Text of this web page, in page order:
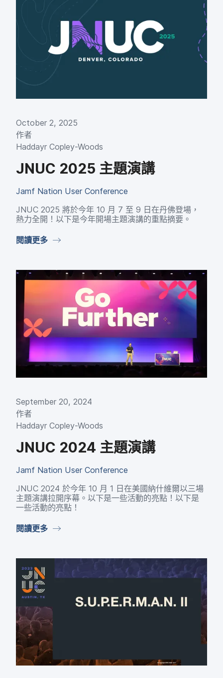
October 2, 2025
作​者
Haddayr Copley-Woods
JNUC 2025 主題​演講
Jamf Nation User Conference
JNUC 2025 將​於​今年 10 月 7 至 9 日​在​丹佛​登場，​
熱力​全​開​！​以下​是​今年​開場​主題​演講​的​重點​摘要。
閱讀​更多
September 20, 2024
作​者
Haddayr Copley-Woods
JNUC 2024 主題​演講
Jamf Nation User Conference
JNUC 2024 於​今年 10 月 1 日​在​美國​納什維爾以​三場​
主題​演講拉​開​序幕。​以下​是​一些​活動​的​亮點！以下​是​
一些​活動​的​亮點！
閱讀​更多